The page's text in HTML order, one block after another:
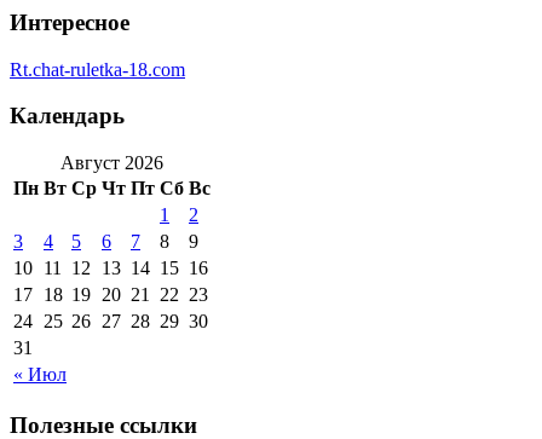
Интересное
Rt.chat-ruletka-18.com
Календарь
Август 2026
Пн Вт Ср Чт Пт Сб Вс
« Июл
1
2
3
4 5 6 7 8
9
10 11 12 13 14 15 16
17 18 19 20 21 22 23
24 25 26 27 28 29 30
31
Полезные ссылки